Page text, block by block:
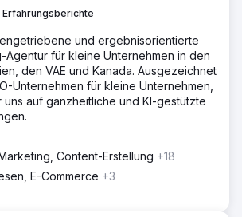
Erfahrungsberichte
und ergebnisorientierte
Agentur für kleine Unternehmen in den
den VAE und Kanada. Ausgezeichnet
Unternehmen für kleine Unternehmen,
uns auf ganzheitliche und KI-gestützte
Content-Erstellung +18
E-Commerce +3